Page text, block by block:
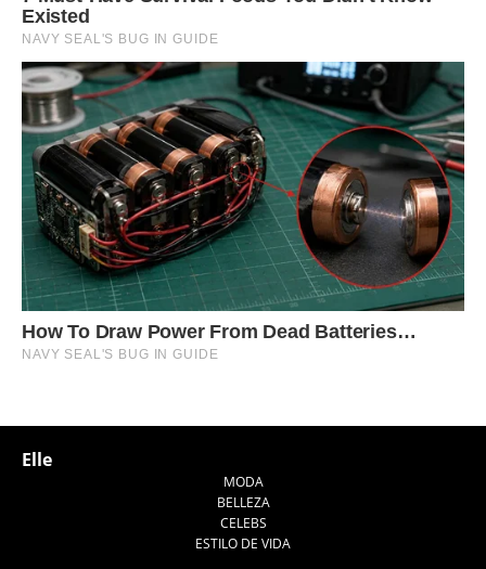
Elle
MODA
BELLEZA
CELEBS
ESTILO DE VIDA